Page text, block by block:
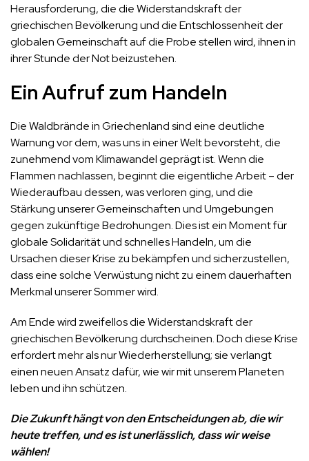
Herausforderung, die die Widerstandskraft der
griechischen Bevölkerung und die Entschlossenheit der
globalen Gemeinschaft auf die Probe stellen wird, ihnen in
ihrer Stunde der Not beizustehen.
Ein Aufruf zum Handeln
Die Waldbrände in Griechenland sind eine deutliche
Warnung vor dem, was uns in einer Welt bevorsteht, die
zunehmend vom Klimawandel geprägt ist. Wenn die
Flammen nachlassen, beginnt die eigentliche Arbeit – der
Wiederaufbau dessen, was verloren ging, und die
Stärkung unserer Gemeinschaften und Umgebungen
gegen zukünftige Bedrohungen. Dies ist ein Moment für
globale Solidarität und schnelles Handeln, um die
Ursachen dieser Krise zu bekämpfen und sicherzustellen,
dass eine solche Verwüstung nicht zu einem dauerhaften
Merkmal unserer Sommer wird.
Am Ende wird zweifellos die Widerstandskraft der
griechischen Bevölkerung durchscheinen. Doch diese Krise
erfordert mehr als nur Wiederherstellung; sie verlangt
einen neuen Ansatz dafür, wie wir mit unserem Planeten
leben und ihn schützen.
Die Zukunft hängt von den Entscheidungen ab, die wir
heute treffen, und es ist unerlässlich, dass wir weise
wählen!